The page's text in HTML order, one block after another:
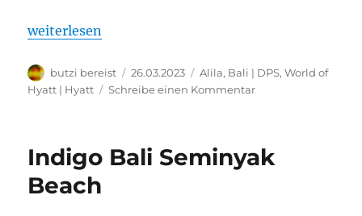
„Meine Erfahrung in einer Pool Villa im Alila Ubud
weiterlesen
Autor
butzi bereist
Veröffentlicht
am
26.03.2023 Kategorien
Alila, Bali | DPS,World of
Hyatt | Hyatt
Schreibe einen Kommentarzu
einer
Indigo Bali Seminyak
Beach